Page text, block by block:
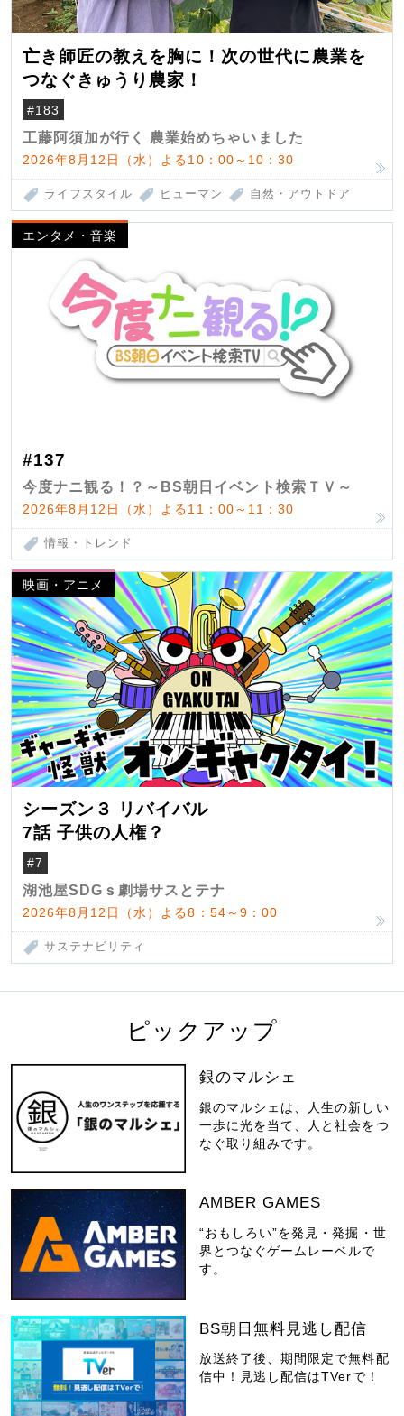
亡き師匠の教えを胸に！次の世代に農業を
つなぐきゅうり農家！
#183
工藤阿須加が行く 農業始めちゃいました
2026年8月12日（水）よる10：00～10：30
ライフスタイル ヒューマン 自然・アウトドア
エンタメ・音楽
#137
今度ナニ観る！？～BS朝日イベント検索ＴＶ～
2026年8月12日（水）よる11：00～11：30
情報・トレンド
映画・アニメ
シーズン３ リバイバル
7話 子供の人権？
#7
湖池屋SDGｓ劇場サスとテナ
2026年8月12日（水）よる8：54～9：00
サステナビリティ
ピックアップ
銀のマルシェ
銀のマルシェは、人生の新しい
一歩に光を当て、人と社会をつ
なぐ取り組みです。
AMBER GAMES
“おもしろい”を発見・発掘・世
界とつなぐゲームレーベルで
す。
BS朝日無料見逃し配信
放送終了後、期間限定で無料配
信中！見逃し配信はTVerで！